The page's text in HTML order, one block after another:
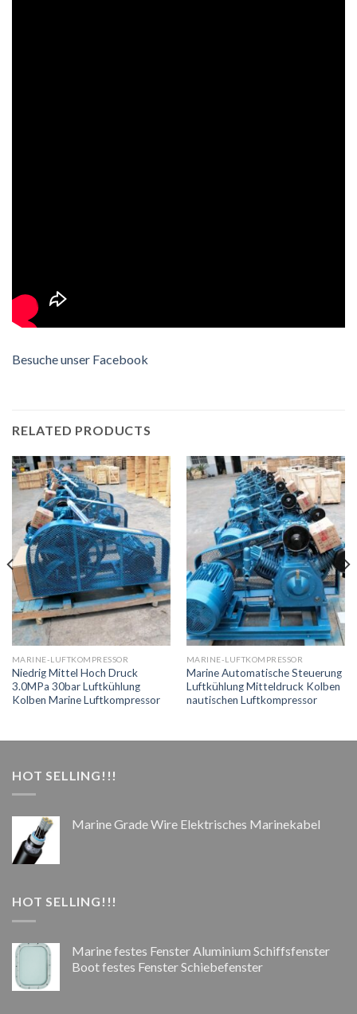
Besuche unser Facebook
RELATED PRODUCTS
MARINE-LUFTKOMPRESSOR
Niedrig Mittel Hoch Druck
3.0MPa 30bar Luftkühlung
Kolben Marine Luftkompressor
MARINE-LUFTKOMPRESSOR
Marine Automatische Steuerung
Luftkühlung Mitteldruck Kolben
nautischen Luftkompressor
HOT SELLING!!!
Marine Grade Wire Elektrisches Marinekabel
HOT SELLING!!!
Marine festes Fenster Aluminium Schiffsfenster
Boot festes Fenster Schiebefenster